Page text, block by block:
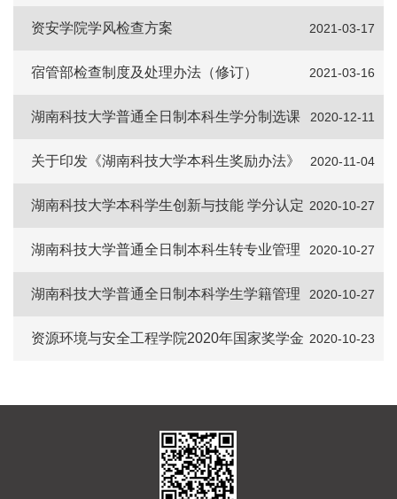
2021-03-17
资安学院学风检查方案
2021-03-16
宿管部检查制度及处理办法（修订）
2020-12-11
​湖南科技大学普通全日制本科生学分制选课
管理办法 2020-11-04
关于印发《湖南科技大学本科生奖励办法》
的 通知 2020-10-27
湖南科技大学本科学生创新与技能 学分认定
实施暂行办法 2020-10-27
湖南科技大学普通全日制本科生转专业管理
办法 2020-10-27
湖南科技大学普通全日制本科学生学籍管理
规定 2020-10-23
资源环境与安全工程学院2020年国家奖学金